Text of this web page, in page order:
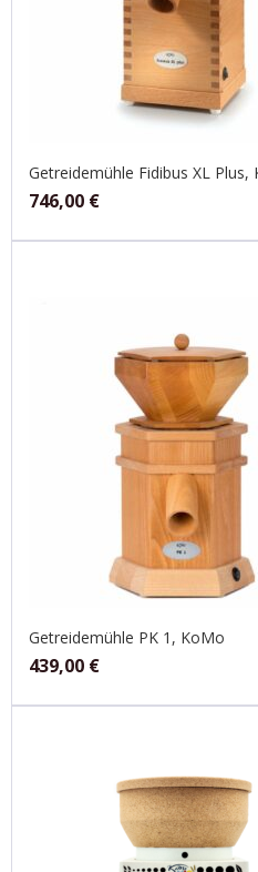
Getreidemühle Fidibus XL Plus,
746,00 €
Getreidemühle PK 1, KoMo
439,00 €